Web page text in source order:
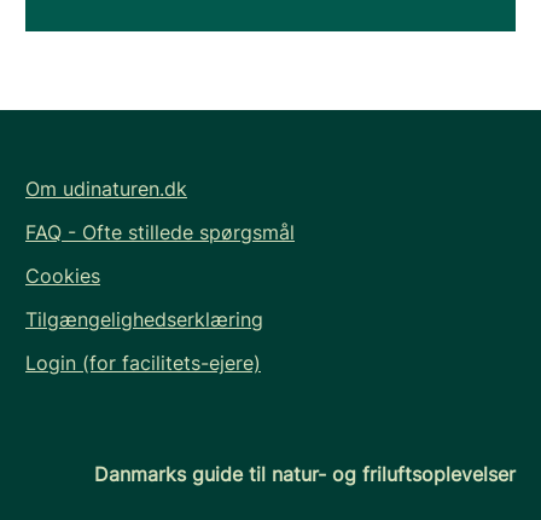
Om udinaturen.dk
FAQ - Ofte stillede spørgsmål
Cookies
Tilgængelighedserklæring
Login (for facilitets-ejere)
Danmarks guide til natur- og friluftsoplevelser